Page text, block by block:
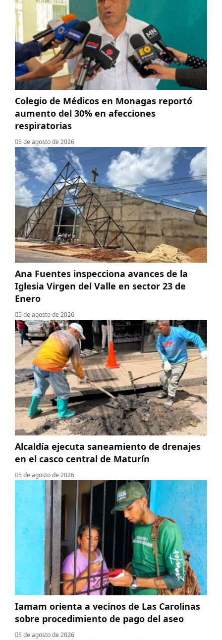
Colegio de Médicos en Monagas reportó
aumento del 30% en afecciones
respiratorias
5 de agosto de 2026
Ana Fuentes inspecciona avances de la
Iglesia Virgen del Valle en sector 23 de
Enero
5 de agosto de 2026
Alcaldía ejecuta saneamiento de drenajes
en el casco central de Maturín
5 de agosto de 2026
Iamam orienta a vecinos de Las Carolinas
sobre procedimiento de pago del aseo
5 de agosto de 2026